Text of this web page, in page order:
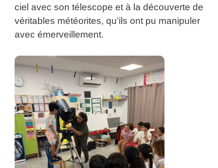
ciel avec son télescope et à la découverte de
véritables météorites, qu’ils ont pu manipuler
avec émerveillement.